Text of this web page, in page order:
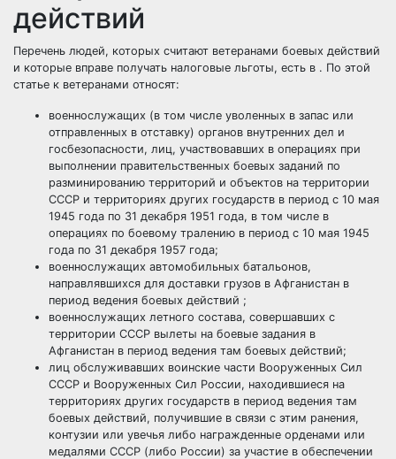
действий
Перечень людей, которых считают ветеранами боевых действий
и которые вправе получать налоговые льготы, есть в . По этой
статье к ветеранами относят:
военнослужащих (в том числе уволенных в запас или
отправленных в отставку) органов внутренних дел и
госбезопасности, лиц, участвовавших в операциях при
выполнении правительственных боевых заданий по
разминированию территорий и объектов на территории
СССР и территориях других государств в период с 10 мая
1945 года по 31 декабря 1951 года, в том числе в
операциях по боевому тралению в период с 10 мая 1945
года по 31 декабря 1957 года;
военнослужащих автомобильных батальонов,
направлявшихся для доставки грузов в Афганистан в
период ведения боевых действий ;
военнослужащих летного состава, совершавших с
территории СССР вылеты на боевые задания в
Афганистан в период ведения там боевых действий;
лиц обслуживавших воинские части Вооруженных Сил
СССР и Вооруженных Сил России, находившиеся на
территориях других государств в период ведения там
боевых действий, получившие в связи с этим ранения,
контузии или увечья либо награжденные орденами или
медалями СССР (либо России) за участие в обеспечении